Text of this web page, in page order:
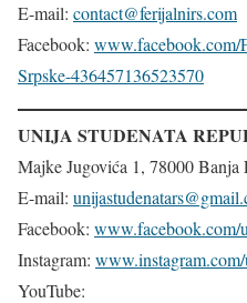
E-mail: contact@ferijalnirs.com
Facebook: www.facebook.com/
Srpske-436457136523570
UNIJA STUDENATA
Majke Jugovića 1, 78000 Banja
E-mail:
Facebook: www.facebook.com/
Instagram:
YouTube: